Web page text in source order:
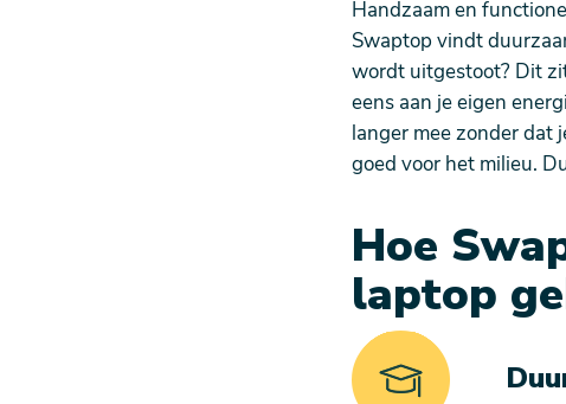
Handzaam en
Swaptop vindt
wordt uitgestoot? Dit
eens aan je eigen
langer mee zonder dat
goed voor het milieu.
Hoe
laptop